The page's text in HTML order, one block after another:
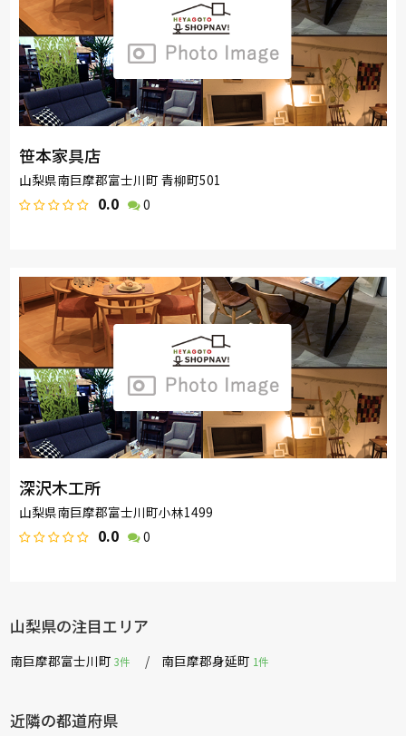
笹本家具店
山梨県南巨摩郡富士川町 青柳町501
0.0 0
深沢木工所
山梨県南巨摩郡富士川町小林1499
0.0 0
山梨県の注目エリア
南巨摩郡富士川町3件 南巨摩郡身延町 1件
近隣の都道府県